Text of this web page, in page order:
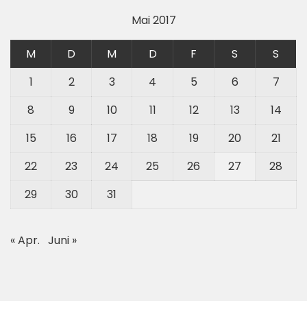
Mai 2017
M D M D F S
S
1
2 3 4 5 6
7
8
9 10 11 12 13
14
15
16 17 18 19 20
21
22
23 24 25 26 27
28
29
30 31
« Apr. Juni »